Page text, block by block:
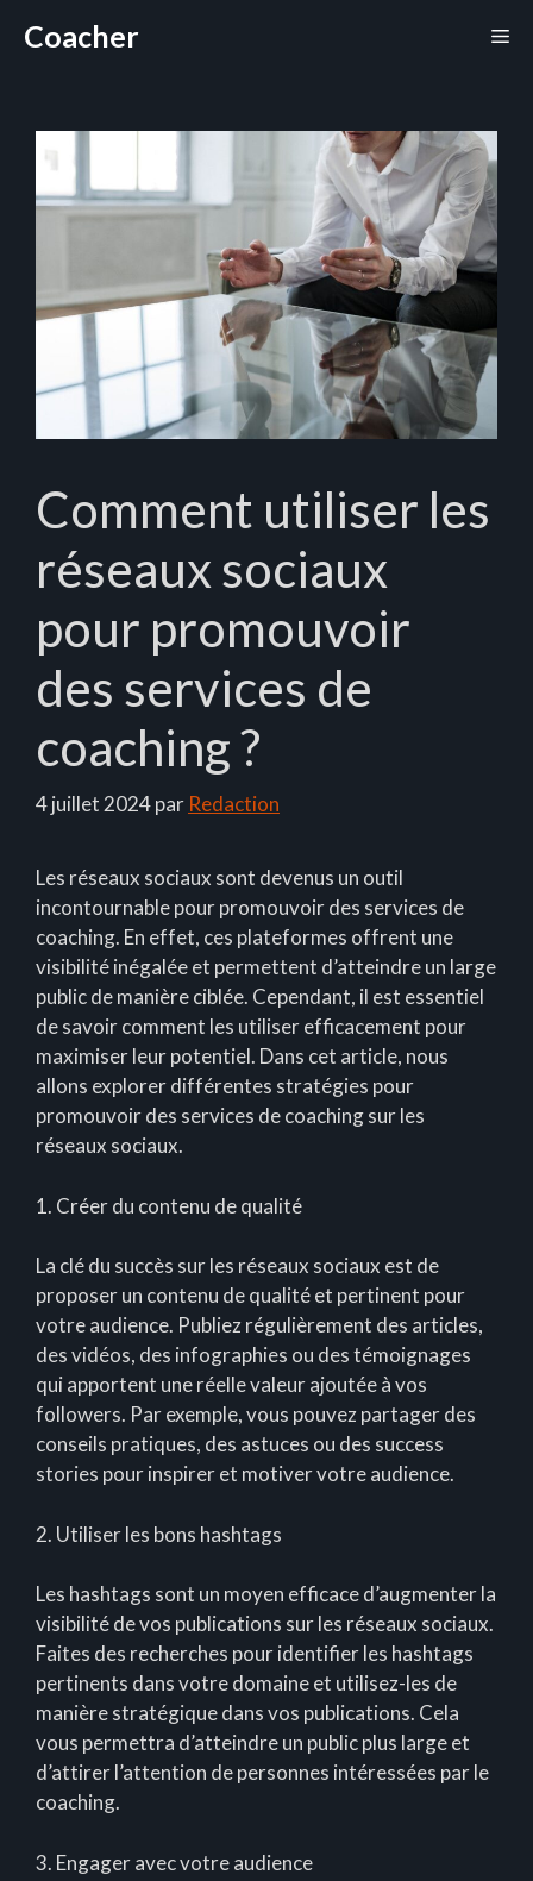
Coacher
Comment utiliser les
réseaux sociaux
pour promouvoir
des services de
coaching ?
4 juillet 2024par Redaction
Les réseaux sociaux sont devenus un outil
incontournable pour promouvoir des services de
coaching. En effet, ces plateformes offrent une
visibilité inégalée et permettent d’atteindre un large
public de manière ciblée. Cependant, il est essentiel
de savoir comment les utiliser efficacement pour
maximiser leur potentiel. Dans cet article, nous
allons explorer différentes stratégies pour
promouvoir des services de coaching sur les
réseaux sociaux.
1. Créer du contenu de qualité
La clé du succès sur les réseaux sociaux est de
proposer un contenu de qualité et pertinent pour
votre audience. Publiez régulièrement des articles,
des vidéos, des infographies ou des témoignages
qui apportent une réelle valeur ajoutée à vos
followers. Par exemple, vous pouvez partager des
conseils pratiques, des astuces ou des success
stories pour inspirer et motiver votre audience.
2. Utiliser les bons hashtags
Les hashtags sont un moyen efficace d’augmenter la
visibilité de vos publications sur les réseaux sociaux.
Faites des recherches pour identifier les hashtags
pertinents dans votre domaine et utilisez-les de
manière stratégique dans vos publications. Cela
vous permettra d’atteindre un public plus large et
d’attirer l’attention de personnes intéressées par le
coaching.
3. Engager avec votre audience